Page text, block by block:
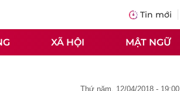
Tin mới
XÃ HỘI MẬT NGỮ
thứ năm, 12/04/2018 - 19:00